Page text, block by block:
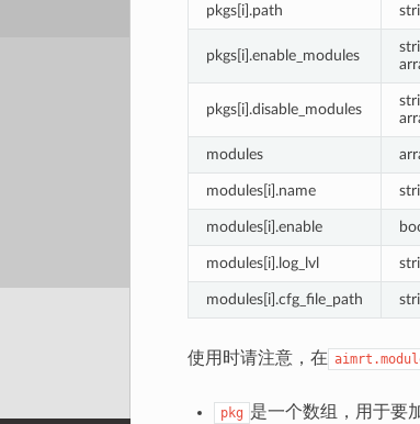
pkgs[i].path
pkgs[i].enable_modules
pkgs[i].disable_modules
modules
modules[i].name
modules[i].enable
modules[i].log_lvl
modules[i].cfg_file_path
使用时请注意，在
pkg 是一个数组，用于要